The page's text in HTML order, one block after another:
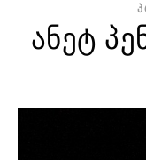
ანეტ